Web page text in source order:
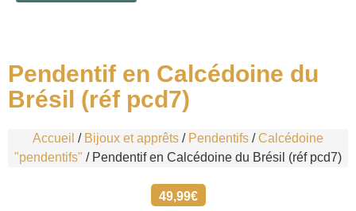
Pendentif en Calcédoine du
Brésil (réf pcd7)
Accueil / Bijoux et apprêts / Pendentifs /Calcédoine
"pendentifs" / Pendentif en Calcédoine du Brésil (réf pcd7)
49,99€